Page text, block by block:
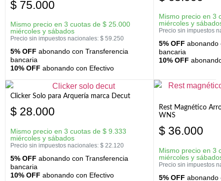
$ 75.000
Mismo precio en 3 cuotas de $ 25.000
miércoles y sábados
Precio sin impuestos nacionales: $ 59.250
5% OFF abonando con Transferencia
bancaria
10% OFF abonando con Efectivo
Mismo precio en 3
miércoles y
Precio sin impuestos
5% OFF abonando
bancaria
10% OFF
Clicker Solo para Arquería marca Decut
$ 28.000
Mismo precio en 3 cuotas de $ 9.333
miércoles y sábados
Precio sin impuestos nacionales: $ 22.120
5% OFF abonando con Transferencia
bancaria
10% OFF abonando con Efectivo
Rest Magnético
WNS
$ 36.000
Mismo precio en 3
miércoles y
Precio sin impuestos
5% OFF abonando